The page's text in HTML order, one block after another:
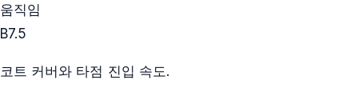
움직임
B7.5
코트 커버와 타점 진입 속도.